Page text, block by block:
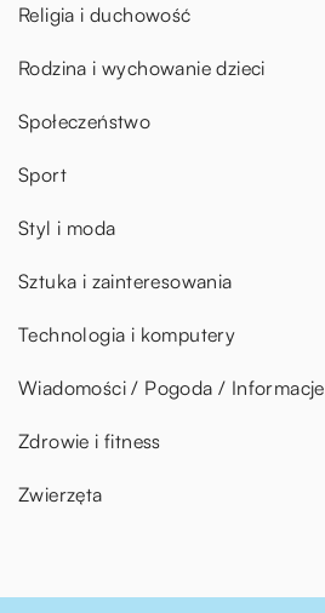
Religia i duchowość
Rodzina i wychowanie dzieci
Społeczeństwo
Sport
Styl i moda
Sztuka i zainteresowania
Technologia i komputery
Wiadomości / Pogoda / Informacje
Zdrowie i fitness
Zwierzęta